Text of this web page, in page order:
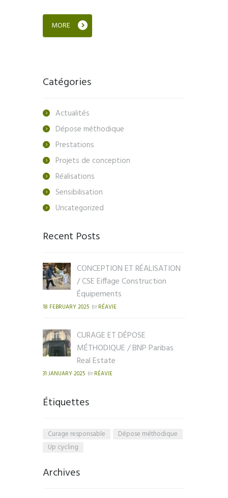
MORE
Catégories
Actualités
Dépose méthodique
Prestations
Projets de conception
Réalisations
Sensibilisation
Uncategorized
Recent Posts
CONCEPTION ET RÉALISATION
/ CSE Eiffage Construction
Équipements
18 FEBRUARY 2025 BY RÉAVIE
CURAGE ET DÉPOSE
MÉTHODIQUE / BNP Paribas
Real Estate
31 JANUARY 2025 BY RÉAVIE
Étiquettes
Curage responsable
Dépose méthodique
Up cycling
Archives